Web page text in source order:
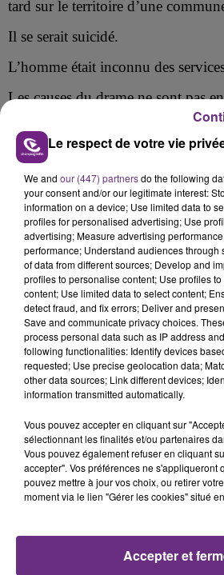
tard sur le territoire d’une
Il se serait suicidé.
L’homme était inconnu des
Les causes du drame ne sont pas
FIL D'ACTU
7 août 2026
LA CENTRALE NUCLÉAIRE
TOUJOURS À L'ARRÊT
nucléaire ardennaise est à
justifiée par la sécheresse
présente.
Le respect de votre vie
We and our (447) partnersdo the following
your consent and/or our legitimate interest:
information on a device; Use limited data to
profiles for personalised advertising; Use
advertising; Measure advertising
performance; Understand audiences through
of data from different sources; Develop and
profiles to personalise content; Use profiles
content; Use limited data to select content;
detect fraud, and fix errors; Deliver and
Save and communicate privacy choices.
process personal data such as IP address
following functionalities: Identify devices
requested; Use precise geolocation data;
other data sources; Link different devices;
information transmitted automatically.
Vous pouvez accepter en cliquant sur
sélectionnant les finalités et/ou partenaires
Vous pouvez également refuser en cliquant
accepter". Vos préférences ne s'appliqueront
pouvez mettre à jour vos choix, ou retirer
moment via le lien "Gérer les cookies" situé
Accepter et